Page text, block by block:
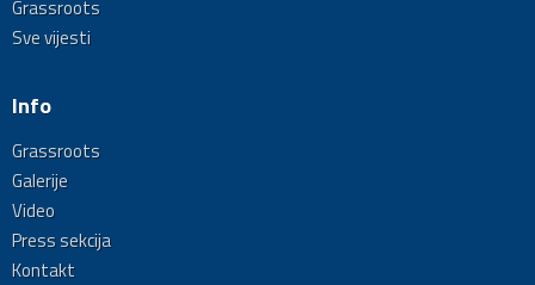
Grassroots
Sve vijesti
Info
Grassroots
Galerije
Video
Press sekcija
Kontakt